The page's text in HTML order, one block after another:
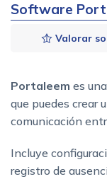
Software
Valorar
Portaleem es una
que puedes crear
comunicación
Incluye
registro de